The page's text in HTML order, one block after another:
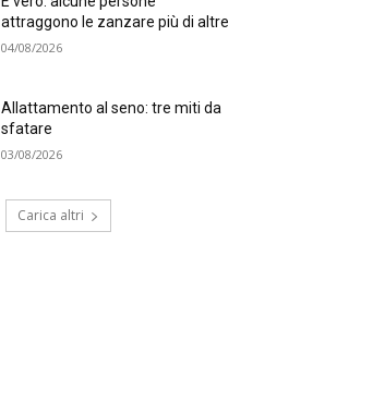
attraggono le zanzare più di altre
04/08/2026
Allattamento al seno: tre miti da
sfatare
03/08/2026
Carica altri